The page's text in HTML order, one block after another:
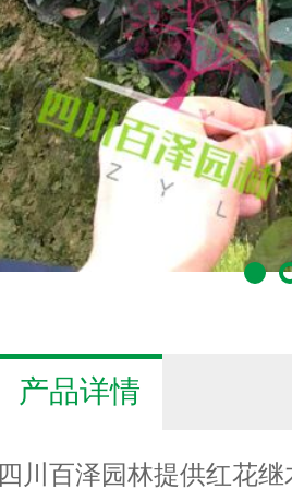
产品详情
四川百泽园林提供红花